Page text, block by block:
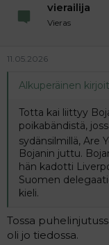
vierailija
Vieras
11.05.2026
Alkuperäinen
Totta kai liittyy
poikabändistä,
sydänsilmillä, Are
Bojanin juttu.
hän kadotti
Suomen
kieli.
Tossa
oli jo tiedossa.